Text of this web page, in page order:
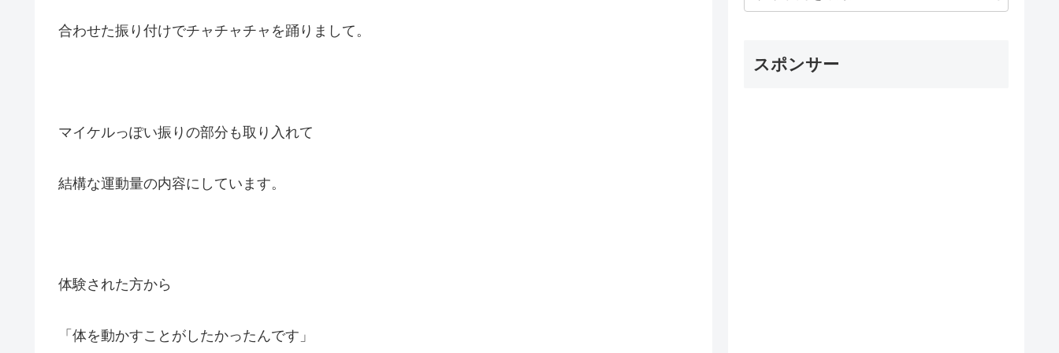
合わせた振り付けでチャチャチャを踊りまして。
マイケルっぽい振りの部分も取り入れて
結構な運動量の内容にしています。
体験された方から
「体を動かすことがしたかったんです」
スポンサー